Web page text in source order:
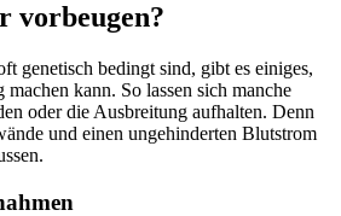
vorbeugen?
genetisch bedingt sind, gibt es einiges,
kann. So lassen sich manche
oder die Ausbreitung aufhalten. Denn
und einen ungehinderten Blutstrom